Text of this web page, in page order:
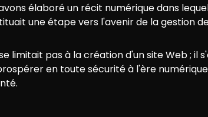
élaboré un récit numérique dans
une étape vers l'avenir de la gestion
limitait pas à la création d'un site Web ; il
en toute sécurité à l'ère